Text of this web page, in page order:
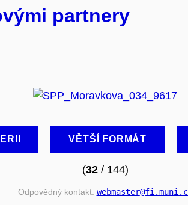
partnery
VĚTŠÍ FORMÁT
(32/ 144)
Odpovědný kontakt: webmaster@fi .muni